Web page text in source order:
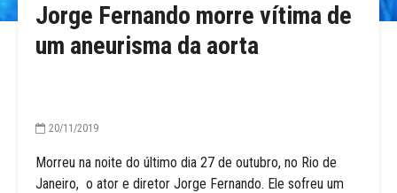
Jorge Fernando morre vítima de
um aneurisma da aorta
20/11/2019
Morreu na noite do último dia 27 de outubro, no Rio de
Janeiro, o ator e diretor Jorge Fernando. Ele sofreu um